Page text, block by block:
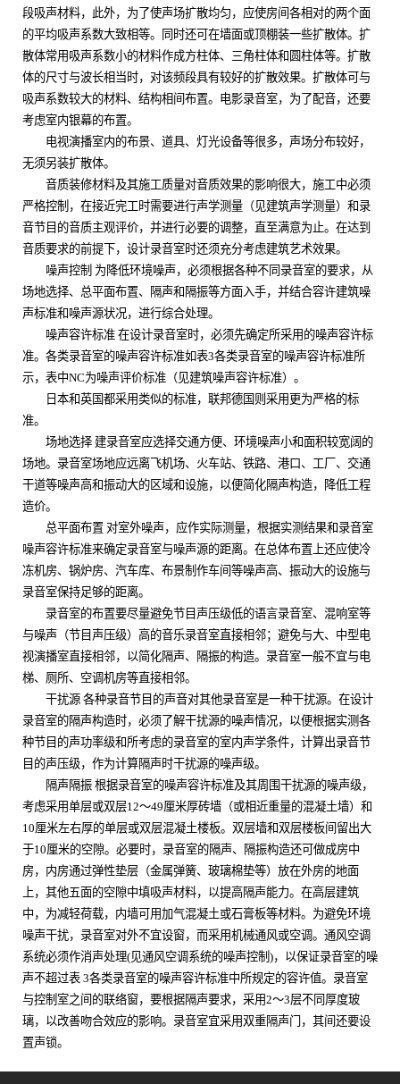
段吸声材料，此外，为了使声场扩散均匀，应使房间各相对的两个面
的平均吸声系数大致相等。同时还可在墙面或顶棚装一些扩散体。扩
散体常用吸声系数小的材料作成方柱体、三角柱体和圆柱体等。扩散
体的尺寸与波长相当时，对该频段具有较好的扩散效果。扩散体可与
吸声系数较大的材料、结构相间布置。电影录音室，为了配音，还要
考虑室内银幕的布置。
电视演播室内的布景、道具、灯光设备等很多，声场分布较好，
无须另装扩散体。
音质装修材料及其施工质量对音质效果的影响很大，施工中必须
严格控制，在接近完工时需要进行声学测量（见建筑声学测量）和录
音节目的音质主观评价，并进行必要的调整，直至满意为止。在达到
音质要求的前提下，设计录音室时还须充分考虑建筑艺术效果。
噪声控制 为降低环境噪声，必须根据各种不同录音室的要求，从
场地选择、总平面布置、隔声和隔振等方面入手，并结合容许建筑噪
声标准和噪声源状况，进行综合处理。
噪声容许标准 在设计录音室时，必须先确定所采用的噪声容许标
准。各类录音室的噪声容许标准如表3各类录音室的噪声容许标准所
示，表中NC为噪声评价标准（见建筑噪声容许标准）。
日本和英国都采用类似的标准，联邦德国则采用更为严格的标
准。
场地选择 建录音室应选择交通方便、环境噪声小和面积较宽阔的
场地。录音室场地应远离飞机场、火车站、铁路、港口、工厂、交通
干道等噪声高和振动大的区域和设施，以便简化隔声构造，降低工程
造价。
总平面布置 对室外噪声，应作实际测量，根据实测结果和录音室
噪声容许标准来确定录音室与噪声源的距离。在总体布置上还应使冷
冻机房、锅炉房、汽车库、布景制作车间等噪声高、振动大的设施与
录音室保持足够的距离。
录音室的布置要尽量避免节目声压级低的语言录音室、混响室等
与噪声（节目声压级）高的音乐录音室直接相邻；避免与大、中型电
视演播室直接相邻，以简化隔声、隔振的构造。录音室一般不宜与电
梯、厕所、空调机房等直接相邻。
干扰源 各种录音节目的声音对其他录音室是一种干扰源。在设计
录音室的隔声构造时，必须了解干扰源的噪声情况，以便根据实测各
种节目的声功率级和所考虑的录音室的室内声学条件，计算出录音节
目的声压级，作为计算隔声时干扰源的噪声级。
隔声隔振 根据录音室的噪声容许标准及其周围干扰源的噪声级，
考虑采用单层或双层12～49厘米厚砖墙（或相近重量的混凝土墙）和
10厘米左右厚的单层或双层混凝土楼板。双层墙和双层楼板间留出大
于10厘米的空隙。必要时，录音室的隔声、隔振构造还可做成房中
房，内房通过弹性垫层（金属弹簧、玻璃棉垫等）放在外房的地面
上，其他五面的空隙中填吸声材料，以提高隔声能力。在高层建筑
中，为减轻荷载，内墙可用加气混凝土或石膏板等材料。为避免环境
噪声干扰，录音室对外不宜设窗，而采用机械通风或空调。通风空调
系统必须作消声处理(见通风空调系统的噪声控制 )，以保证录音室的噪
声不超过表 3各类录音室的噪声容许标准中所规定的容许值。录音室
与控制室之间的联络窗，要根据隔声要求，采用2～3层不同厚度玻
璃，以改善吻合效应的影响。录音室宜采用双重隔声门，其间还要设
置声锁。